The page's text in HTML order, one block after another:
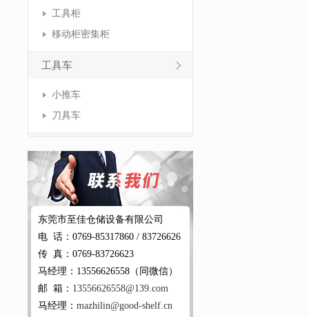
工具柜
移动柜密集柜
工具车
小推车
刀具车
东莞市至佳仓储设备有限公司
电 话：0769-85317860 / 83726626
传 真：0769-83726623
马经理：13556626558（同微信）
邮 箱： 13556626558@139.com
马经理： mazhilin@good-shelf.cn